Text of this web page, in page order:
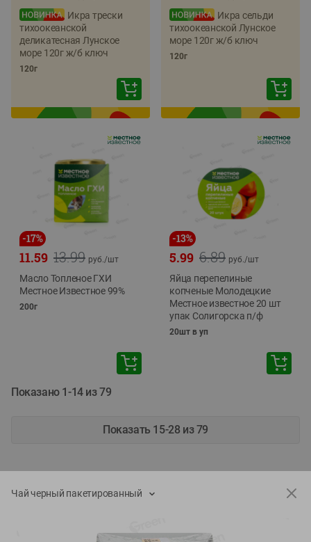
Икра трески
тихоокеанской
деликатесная Лунское
море 120г ж/б ключ
120г
Икра сельди
тихоокеанской Лунское
море 120г ж/б ключ
120г
-17%
13.99
11.59 руб./шт
Масло Топленое ГХИ
Местное Известное 99%
200г
-13%
6.89
5.99 руб./шт
Яйца перепелиные
копченые Молодецкие
Местное известное 20 шт
упак Солигорска п/ф
20шт в уп
Показано 1-14 из 79
Показать 15-28 из 79
Каталог товаров
Чай черный пакетированный